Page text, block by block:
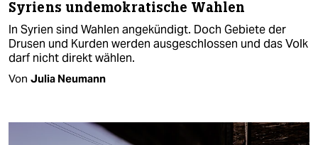
Syriens undemokratische Wahlen
In Syrien sind Wahlen angekündigt. Doch Gebiete der
Drusen und Kurden werden ausgeschlossen und das Volk
darf nicht direkt wählen.
Von Julia Neumann